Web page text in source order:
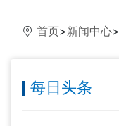
首页>新闻中心>
每日头条